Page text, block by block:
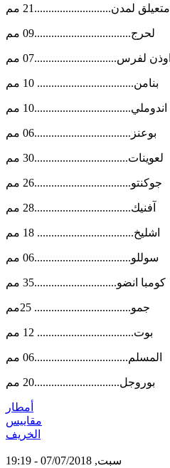
متعيلق لمدن...........................21 مم
لحرج..................................09 مم
اوذن لفرس.............................07 مم
بنامن.................................. 10 مم
اندوملي..................................10 مم
بوعنز..................................06 مم
لعوينات.................................30 مم
جوكنتو..................................26 مم
آفنيك..................................28 مم
اشليخ.................................. 18 مم
سوللو..................................06 مم
كومبا انضو.............................35 مم
جمو.................................. 25مم
بوت.................................. 12 مم
المسلم.................................06 مم
بوروجل..............................20 مم
أمطار
مقاييس
الخريف
سبت, 07/07/2018 - 19:19